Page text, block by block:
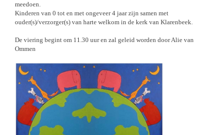
meedoen.
Kinderen van 0 tot en met ongeveer 4 jaar zijn samen met
ouder(s)/verzorger(s) van harte welkom in de kerk van Klarenbeek.
De viering begint om 11.30 uur en zal geleid worden door Alie van
Ommen